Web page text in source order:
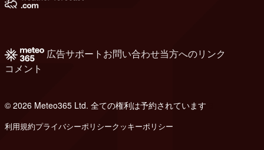
広告サポート お問い合わせ当方へのリンク
コメント
© 2026 Meteo365 Ltd. 全ての権利は予約されています
利用規約プライバシーポリシークッキーポリシー